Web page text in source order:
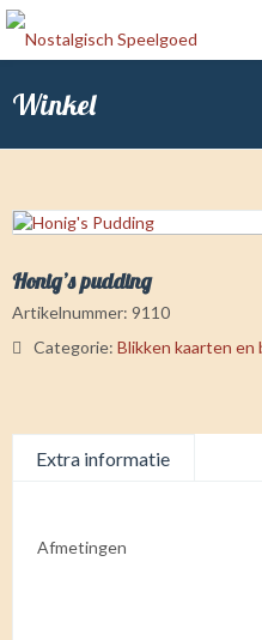
Winkel
Honig’s pudding
Artikelnummer: 9110
Categorie: Blikken kaarten en
Extra informatie
Afmetingen